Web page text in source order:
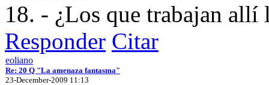
18. - ¿Los que trabajan allí
Responder Citar
eoliano
Re: 20 Q "La amenaza fantasma"
23-December-2009 11:13